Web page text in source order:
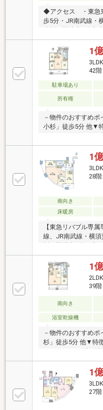
◆アクセス ・東急
歩5分・JR南武線・
小杉」駅徒歩5分◆
西向きのため日当た
には奥行きのある
サイズの浴室・約
す・リビングダイ
ます・ワイドスパ
分・敷地の約4割に
構造・ホテルライ
ミ出し可能なゴミ
理、コンシェルジュ
1
42
駐車場あり
所有権
－物件のおすすめ
小杉」徒歩5分 他▼
ワーレジデンス・
分譲、(株)竹中工務
に収納を確保・3室
ト飼育可能(細則有
ポーザー・浴室乾燥
ミ出し可能な各階
ンクルーム面積1.20
住まい探しをお手
詳細・ご相談はお
1
28
南向き
床暖房
【東急リバブル専
線、JR南武線・横
杉」駅徒歩5分・南
好・天井高は2
房が設置・食洗機
のWIC、約1.1畳の
イズの浴室・免震
ゴミ出し可能なゴ
有）・24時間有人
ンターネット接続
500円住戸数:613戸
1
39
南向き
浴室乾燥機
－物件のおすすめ
杉」徒歩5分 他▼特
ジデンシャル(株)他
工・免震構造採用・
ッチン・WIC・SIC
向きバルコニー・ペ
で24時間ゴミ出し可
の共用施設を利用可
1
27